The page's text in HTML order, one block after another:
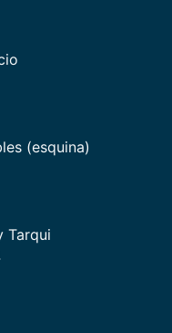
(esquina)
Tarqui